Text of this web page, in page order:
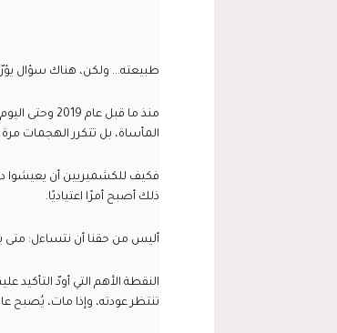
طبيعته... ولكن، هناك سؤال
منذ ما قبل
المأساة، بل تتكرر الهجمات
فكيف للكشميريين أن يعيشوا
ذلك أصبح أمرًا اعتياديًا.
أليس من حقنا أن نتساءل: متى
النقطة الأهم التي أودّ
تنتظر عودته، وإذا مات، يُصبح